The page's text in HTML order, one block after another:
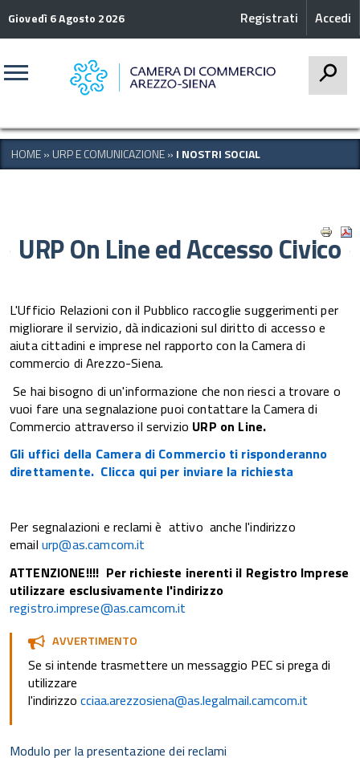
Giovedì 6 Agosto 2026 Accedi
Registrati
HOME» URP E COMUNICAZIONE» I NOSTRI SOCIAL
URP On Line ed Accesso Civico
L'Ufficio Relazioni con il Pubblico raccoglie suggerimenti per
migliorare il servizio, dà indicazioni sul diritto di accesso e
aiuta cittadini e imprese nel rapporto con la Camera di
commercio di Arezzo-Siena.
Se hai bisogno di un'informazione che non riesci a trovare o
vuoi fare una segnalazione puoi contattare la Camera di
Commercio attraverso il servizio URP on Line.
Gli uffici della Camera di Commercio ti risponderanno
direttamente. Clicca qui per inviare la richiesta
Per segnalazioni e reclami è attivo anche l'indirizzo
email urp@as.camcom.it
ATTENZIONE!!!! Per richieste inerenti il Registro Imprese
utilizzare esclusivamente l'indirizzo
registro.imprese@as.camcom.it
AVVERTIMENTO
Se si intende trasmettere un messaggio PEC si prega di
utilizzare
l'indirizzo cciaa.arezzosiena@as.legalmail.camcom.it
Modulo per la presentazione dei reclami